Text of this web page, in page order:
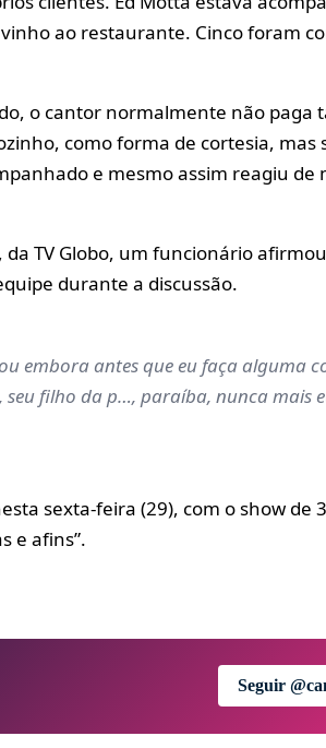
ao restaurante. Cinco foram
o cantor normalmente não paga
como forma de cortesia, mas
e mesmo assim reagiu de
da TV Globo, um funcionário
durante a discussão.
embora antes que eu faça alguma
seu filho da p…, paraíba, nunca mais
sexta-feira (29), com o show de
e afins”.
Seguir